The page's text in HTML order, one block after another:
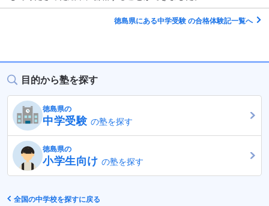
徳島県にある中学受験 の合格体験記一覧へ
目的から塾を探す
徳島県の
中学受験 の塾を探す
徳島県の
小学生向けの塾を探す
全国の中学校を探すに戻る